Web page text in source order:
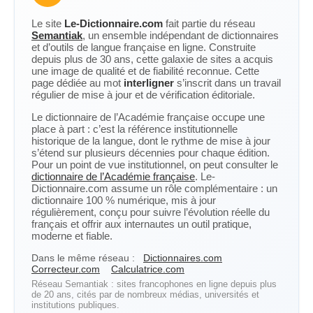
Le site Le-Dictionnaire.com fait partie du réseau
Semantiak, un ensemble indépendant de dictionnaires
et d’outils de langue française en ligne. Construite
depuis plus de 30 ans, cette galaxie de sites a acquis
une image de qualité et de fiabilité reconnue. Cette
page dédiée au mot interligner s’inscrit dans un travail
régulier de mise à jour et de vérification éditoriale.
Le dictionnaire de l’Académie française occupe une
place à part : c’est la référence institutionnelle
historique de la langue, dont le rythme de mise à jour
s’étend sur plusieurs décennies pour chaque édition.
Pour un point de vue institutionnel, on peut consulter le
dictionnaire de l’Académie française. Le-
Dictionnaire.com assume un rôle complémentaire : un
dictionnaire 100 % numérique, mis à jour
régulièrement, conçu pour suivre l’évolution réelle du
français et offrir aux internautes un outil pratique,
moderne et fiable.
Dans le même réseau :
Dictionnaires.com
Correcteur.com
Calculatrice.com
Réseau Semantiak : sites francophones en ligne depuis plus
de 20 ans, cités par de nombreux médias, universités et
institutions publiques.